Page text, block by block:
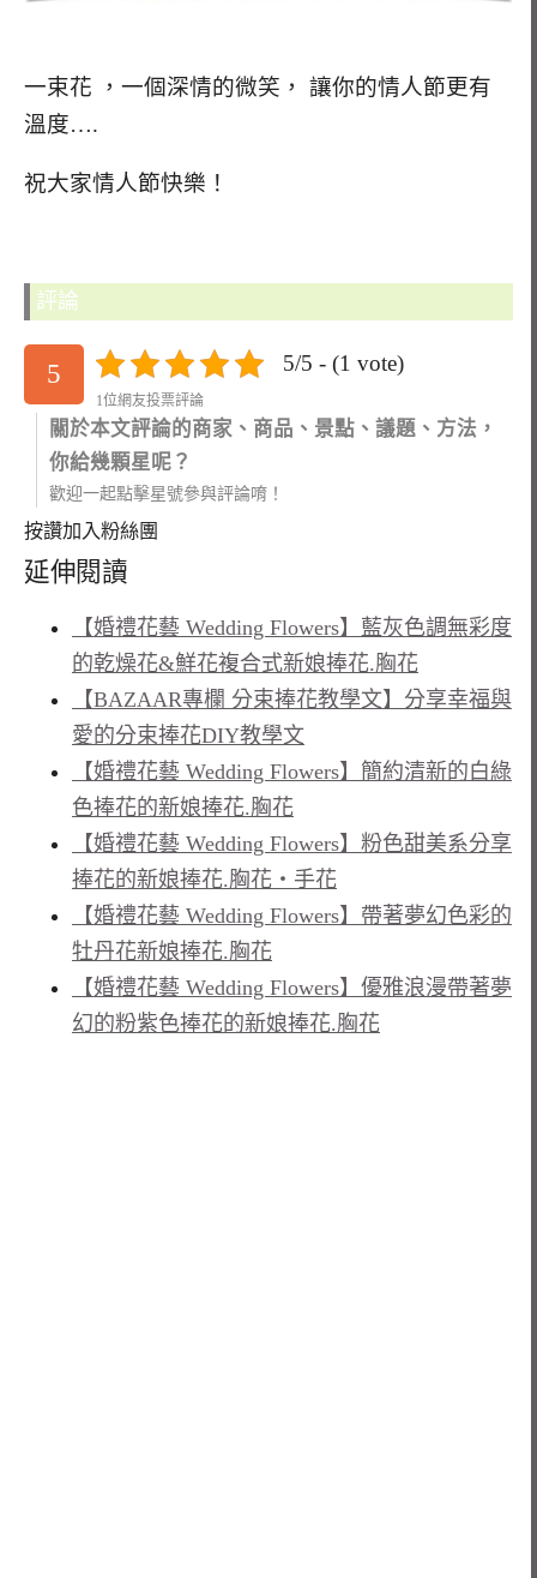
一束花 ，一個深情的微笑， 讓你的情人節更有
溫度….
祝大家情人節快樂！
評論
5 5/5 - (1 vote)
1位網友投票評論
關於本文評論的商家、商品、景點、議題、方法，
你給幾顆星呢？
歡迎一起點擊星號參與評論唷！
按讚加入粉絲團
延伸閱讀
【婚禮花藝 Wedding Flowers】藍灰色調無彩度
的乾燥花&鮮花複合式新娘捧花.胸花
【BAZAAR專欄 分束捧花教學文】分享幸福與
愛的分束捧花DIY教學文
【婚禮花藝 Wedding Flowers】簡約清新的白綠
色捧花的新娘捧花.胸花
【婚禮花藝 Wedding Flowers】粉色甜美系分享
捧花的新娘捧花.胸花‧手花
【婚禮花藝 Wedding Flowers】帶著夢幻色彩的
牡丹花新娘捧花.胸花
【婚禮花藝 Wedding Flowers】優雅浪漫帶著夢
幻的粉紫色捧花的新娘捧花.胸花